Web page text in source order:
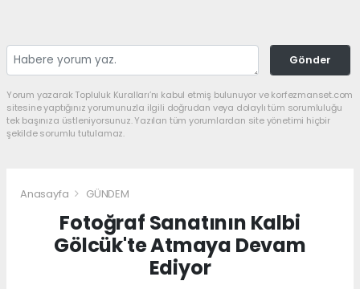
Gönder
Yorum yazarak Topluluk Kuralları’nı kabul etmiş bulunuyor ve korfezmanset.com
sitesine yaptığınız yorumunuzla ilgili doğrudan veya dolaylı tüm sorumluluğu
tek başınıza üstleniyorsunuz. Yazılan tüm yorumlardan site yönetimi hiçbir
şekilde sorumlu tutulamaz.
Anasayfa GÜNDEM
Fotoğraf Sanatının Kalbi
Gölcük'te Atmaya Devam
Ediyor